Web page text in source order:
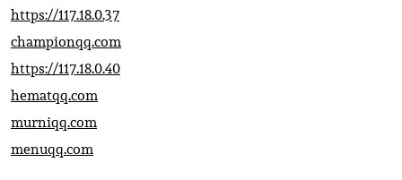
https://117.18.0.37
championqq.com
https://117.18.0.40
hematqq.com
murniqq.com
menuqq.com